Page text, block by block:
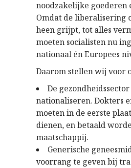
noodzakelijke goederen
Omdat de liberalisering
heen grijpt, tot alles
moeten socialisten nu
nationaal én Europees
Daarom stellen wij voor
De
nationaliseren. Dokters
moeten in de eerste
dienen, en betaald
maatschappij.
Generische
voorrang te geven bij